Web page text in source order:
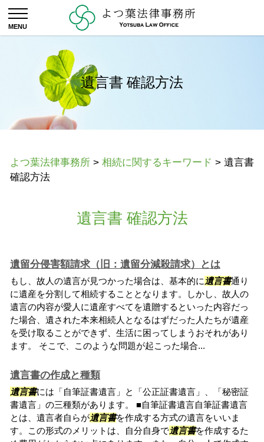
遺言書 確認方法
よつ葉法律事務所 > 相続に関するキーワード > 遺言書
確認方法
遺言書 確認方法
遺留分侵害額請求（旧：遺留分減殺請求）とは
もし、故人の遺言が見つかった場合は、基本的に 遺言書通り
に遺産を分割して相続することとなります。しかし、故人の
遺言の内容が愛人に遺産すべてを遺贈するといった内容だっ
た場合、遺された本来相続人となるはずだった人たちが遺産
を受け取ることができず、生活に困ってしまうおそれがあり
ます。 そこで、このような問題が起こった場合...
遺言書の作成と種類
遺言書には「自筆証書遺言」と「公正証書遺言」、「秘密証
書遺言」の三種類があります。 ■自筆証書遺言自筆証書遺言
とは、遺言者自らが遺言書を作成する方式の遺言をいいま
す。この形式のメリットは、自分自身で遺言書を作成するた